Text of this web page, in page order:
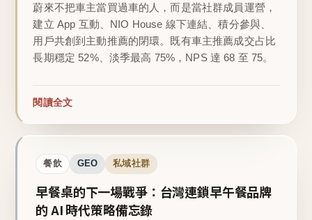
蔚來不把車主當買過車的人，而是當社群成員運營，
建立 App 互動、NIO House 線下連結、積分參與、
用戶共創到主動推薦的閉環。既有車主推薦成交占比
長期穩定 52%、淡季最高 75%，NPS 達 68 至 75。
閱讀全文
餐飲 GEO 私域社群
早餐桌的下一場戰爭：台灣連鎖早午餐品牌
的 AI 時代策略備忘錄